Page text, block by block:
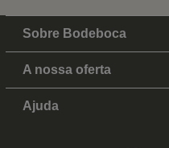
Sobre Bodeboca
A nossa oferta
Ajuda